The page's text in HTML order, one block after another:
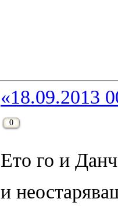
«18.09.2013
0
Ето го и
и